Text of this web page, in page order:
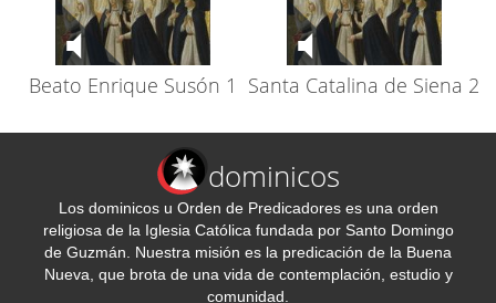
Beato Enrique Susón 1 Santa Catalina de Siena 2
dominicos
Los dominicos u Orden de Predicadores es una orden
religiosa de la Iglesia Católica fundada por Santo Domingo
de Guzmán. Nuestra misión es la predicación de la Buena
Nueva, que brota de una vida de contemplación, estudio y
comunidad.